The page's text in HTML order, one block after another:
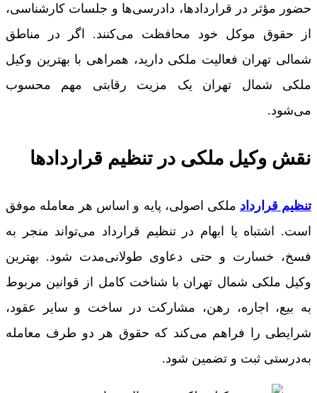
حضور مؤثر در قراردادها، دادرسی‌ها و جلسات کارشناسی،
از حقوق موکل خود محافظت می‌کنند. اگر در مناطق
شمالی تهران فعالیت ملکی دارید، همراهی با بهترین وکیل
ملکی شمال تهران یک مزیت رقابتی مهم محسوب
می‌شود.
نقش وکیل ملکی در تنظیم قراردادها
تنظیم قرارداد ملکی اصولی، پایه و اساس هر معامله موفق
است. اشتباه یا ابهام در تنظیم قرارداد می‌تواند منجر به
فسخ، خسارت و حتی دعاوی طولانی‌مدت شود. بهترین
وکیل ملکی شمال تهران با شناخت کامل از قوانین مربوط
به بیع، اجاره، رهن، مشارکت در ساخت و سایر عقود،
شرایطی را فراهم می‌کند که حقوق هر دو طرف معامله
به‌درستی ثبت و تضمین شود.